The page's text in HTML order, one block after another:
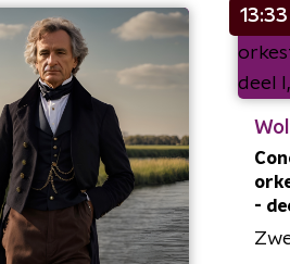
13:33
-